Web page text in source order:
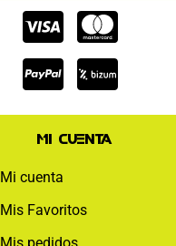
Cc-
visa
Cc-
Cc-
paypal
Mi cuenta
Mi cuenta
Mis Favoritos
Mis pedidos